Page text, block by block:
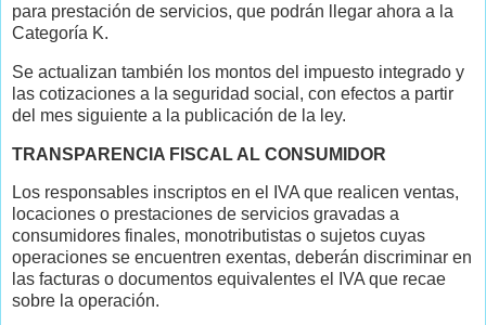
para prestación de servicios, que podrán llegar ahora a la
Categoría K.
Se actualizan también los montos del impuesto integrado y
las cotizaciones a la seguridad social, con efectos a partir
del mes siguiente a la publicación de la ley.
TRANSPARENCIA FISCAL AL CONSUMIDOR
Los responsables inscriptos en el IVA que realicen ventas,
locaciones o prestaciones de servicios gravadas a
consumidores finales, monotributistas o sujetos cuyas
operaciones se encuentren exentas, deberán discriminar en
las facturas o documentos equivalentes el IVA que recae
sobre la operación.